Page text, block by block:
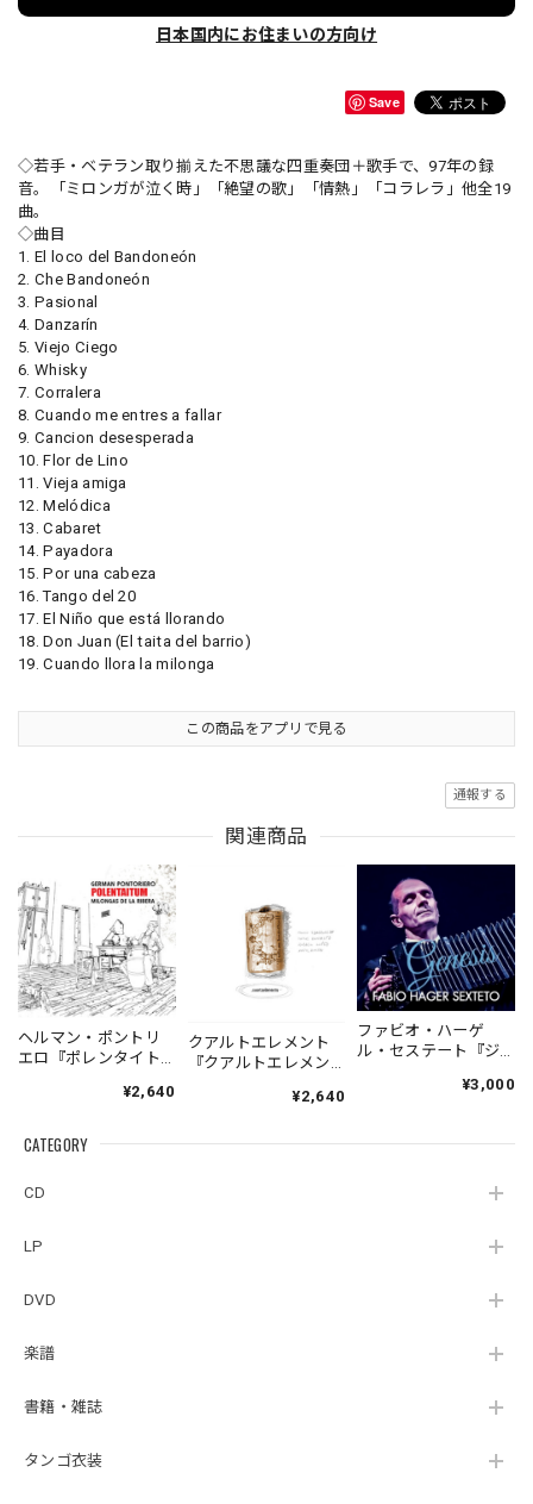
CATEGORY
CD
LP
DVD
楽譜
書籍・雑誌
タンゴ衣装
日本国内にお住まいの方向け
Save
◇若手・ベテラン取り揃えた不思議な四重奏団＋歌手で、97年の録
音。「ミロンガが泣く時」「絶望の歌」「情熱」「コラレラ」他全19
曲。
◇曲目
1. El loco del Bandoneón
2. Che Bandoneón
3. Pasional
4. Danzarín
5. Viejo Ciego
6. Whisky
7. Corralera
8. Cuando me entres a fallar
9. Cancion desesperada
10. Flor de Lino
11. Vieja amiga
12. Melódica
13. Cabaret
14. Payadora
15. Por una cabeza
16. Tango del 20
17. El Niño que está llorando
18. Don Juan (El taita del barrio)
19. Cuando llora la milonga
この商品をアプリで見る
通報する
関連商品
ヘルマン・ポントリ
エロ『ポレンタイト
Pontoriero『POLENT
la Ribera』
¥2,640
クアルトエレメント
『クアルトエレメン
Cuartoelemento『Cu
（007RECORDS-27）
¥2,640
ファビオ・ハーゲ
ル・セステート『ジ
¥3,000